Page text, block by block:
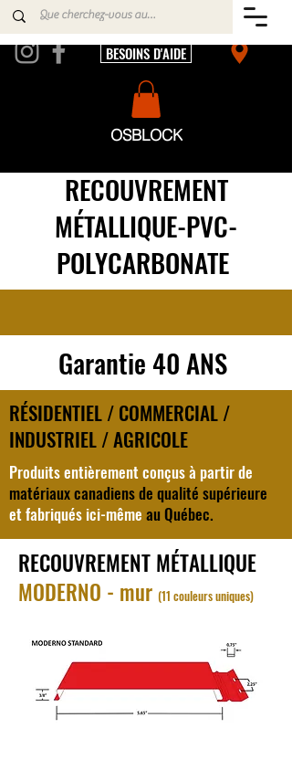
BESOINS D'AIDE
OSBLOCK
RECOUVREMENT
MÉTALLIQUE-PVC-
POLYCARBONATE
Garantie 40 ANS
RÉSIDENTIEL / COMMERCIAL /
INDUSTRIEL / AGRICOLE
Produits entièrement conçus à partir de
matériaux canadiens de qualité supérieure
et fabriqués ici-même au Québec.
RECOUVREMENT MÉTALLIQUE
MODERNO - mur (11 couleurs uniques)